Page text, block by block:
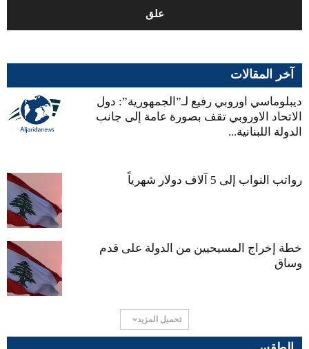
آخر المقالات
ديبلوماسي اوروبي رفيع لـ”الجمهورية”: دول
الاتحاد الاوروبي تقف بصورة عامة إلى جانب
الدولة اللبنانية...
رواتب النواب إلى 5 آلاف دولار شهرياً
خطة إخراج المسيحيين من الدولة على قدم
وساق
تحميل المزيد